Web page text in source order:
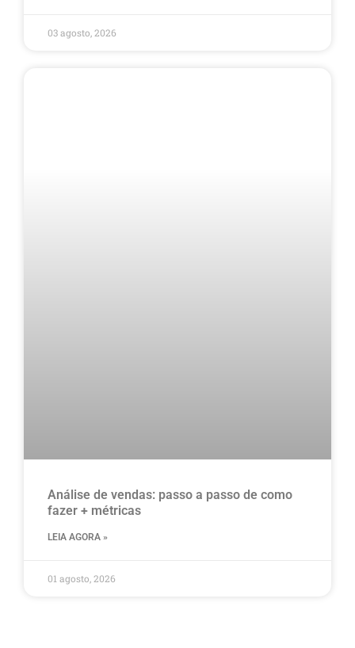
03 agosto, 2026
Análise de vendas: passo a passo de como
fazer + métricas
LEIA AGORA »
01 agosto, 2026